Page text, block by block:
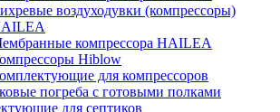
воздуходувки (компрессоры)
компрессора HAILEA
Hiblow
для компрессоров
погреба с готовыми полками
для септиков